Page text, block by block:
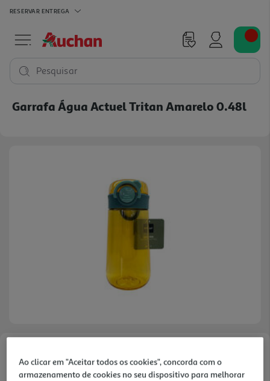
RESERVAR ENTREGA
Pesquisar
Garrafa Água Actuel Tritan Amarelo 0.48l
Ao clicar em "Aceitar todos os cookies", concorda com o
armazenamento de cookies no seu dispositivo para melhorar